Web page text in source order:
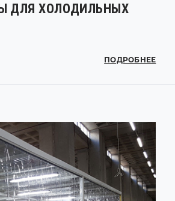
ДЛЯ ХОЛОДИЛЬНЫХ
ПОДРОБНЕЕ